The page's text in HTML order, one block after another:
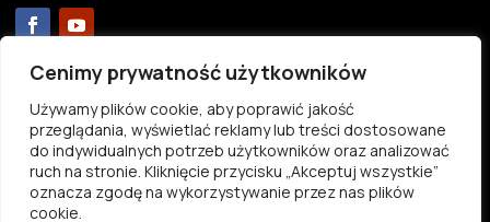
Cenimy prywatność użytkowników
Używamy plików cookie, aby poprawić jakość
przeglądania, wyświetlać reklamy lub treści dostosowane
do indywidualnych potrzeb użytkowników oraz analizować
ruch na stronie. Kliknięcie przycisku „Akceptuj wszystkie”
oznacza zgodę na wykorzystywanie przez nas plików
cookie.
Menu
Aktualności
Przekaż 1%
Statut
Pliki do pobrania